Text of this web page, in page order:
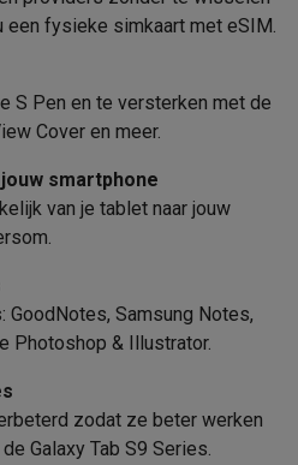
op groot elektroSolden op
installatieInbouw installatie
cardEcochequesKopen op
je toestelControleer jouw
jouw ideale wasmachineWelke
je een smartwatch?
multimedia & telefonieOutlet
een fysieke simkaart met eSIM.
S Pen en te versterken met de
Cover en meer.
smartphone
van je tablet naar jouw
Samsung Notes,
Photoshop & Illustrator.
zodat ze beter werken
Galaxy Tab S9 Series.